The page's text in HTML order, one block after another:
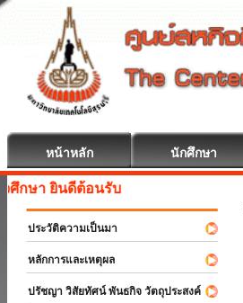
หน้าหลัก นักศึกษา
ยินดีต้อนรับ
ประวัติความเป็นมา
หลักการและเหตุผล
ปรัชญา วิสัยทัศน์ พันธกิจ วัตถุประสงค์